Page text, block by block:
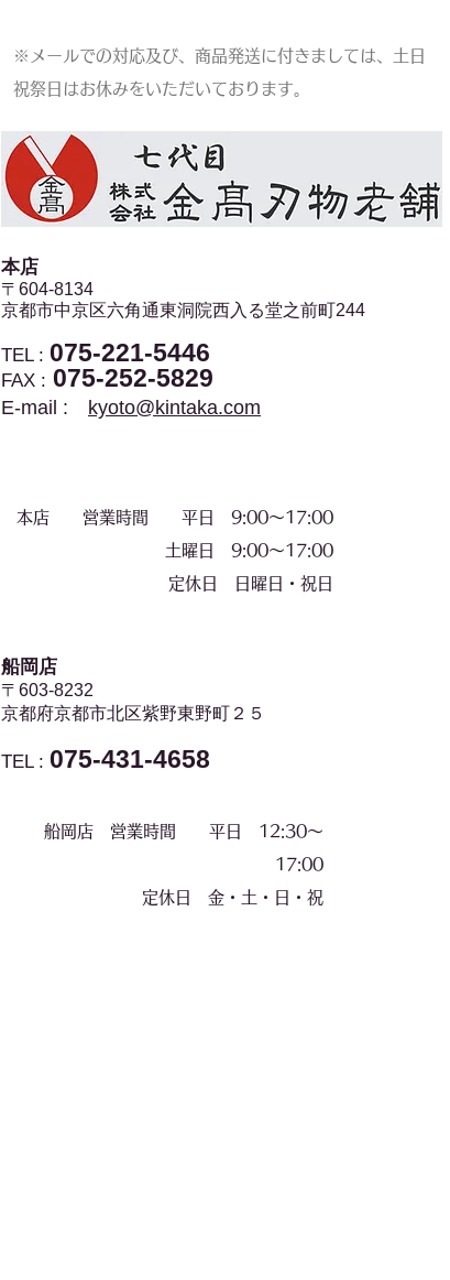
※メールでの対応及び、商品発送に付きましては、土日
祝祭日はお休みをいただいております。
本店​
〒604-8134
京都市中京区六角通東洞院西入る堂之前町244
TEL : 075-221-5446
FAX : 075-252-5829
E-mail : kyoto@kintaka.com
本店 営業時間 平日 9:00〜17:00
土曜日 9:00〜17:00
定休日 ​日曜日・祝日
船岡店
〒603-8232
京都府京都市北区紫野東野町２５
TEL : 075-431-4658
船岡店 営業時間 平日 12:30〜
17:00
定休日 金・土・日・祝